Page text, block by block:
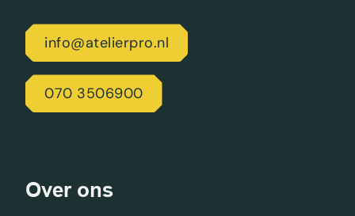
info@atelierpro.nl
070 3506900
Over ons